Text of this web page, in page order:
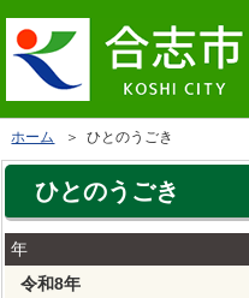
ホーム ＞ ひとのうごき
ひとのうごき
年
令和8年